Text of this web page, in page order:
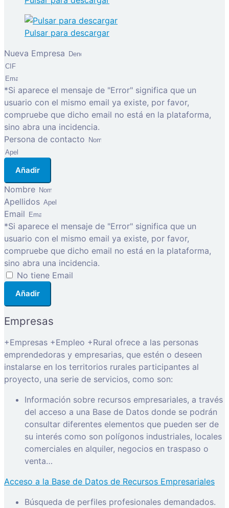
Pulsar para descargar
Nueva Empresa
*Si aparece el mensaje de "Error" significa que un
usuario con el mismo email ya existe, por favor,
compruebe que dicho email no está en la plataforma,
sino abra una incidencia.
Persona de contacto
Añadir
Nombre
Apellidos
Email
*Si aparece el mensaje de "Error" significa que un
usuario con el mismo email ya existe, por favor,
compruebe que dicho email no está en la plataforma,
sino abra una incidencia.
No tiene Email
Añadir
Empresas
+Empresas +Empleo +Rural ofrece a las personas
emprendedoras y empresarias, que estén o deseen
instalarse en los territorios rurales participantes al
proyecto, una serie de servicios, como son:
Información sobre recursos empresariales, a través
del acceso a una Base de Datos donde se podrán
consultar diferentes elementos que pueden ser de
su interés como son polígonos industriales, locales
comerciales en alquiler, negocios en traspaso o
venta…
Acceso a la Base de Datos de Recursos Empresariales
Búsqueda de perfiles profesionales demandados.